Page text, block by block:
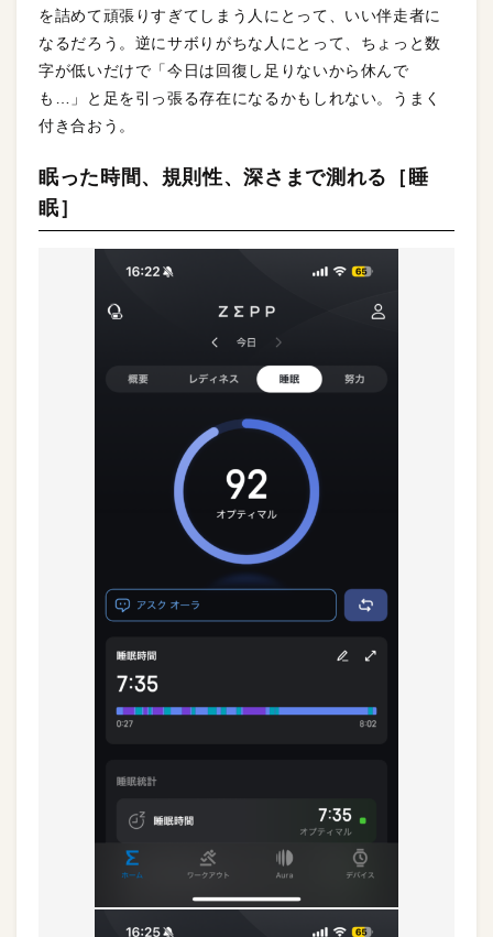
を詰めて頑張りすぎてしまう人にとって、いい伴走者に
なるだろう。逆にサボりがちな人にとって、ちょっと数
字が低いだけで「今日は回復し足りないから休んで
も…」と足を引っ張る存在になるかもしれない。うまく
付き合おう。
眠った時間、規則性、深さまで測れる［睡
眠］